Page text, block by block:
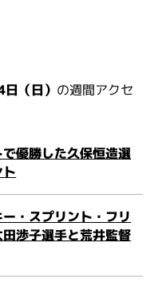
（日） の週間アクセ
優勝した久保恒造選
・スプリント・フリ
渉子選手と荒井監督